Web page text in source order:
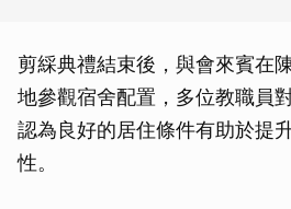
剪綵典禮結束後，與會來賓在
地參觀宿舍配置，多位教職員
認為良好的居住條件有助於提
性。